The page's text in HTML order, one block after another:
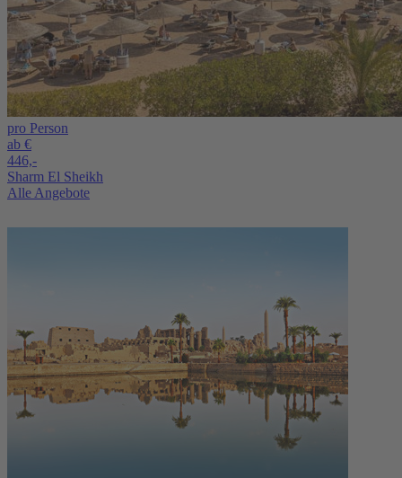
pro Person
ab €
446,-
Sharm El Sheikh
Alle Angebote